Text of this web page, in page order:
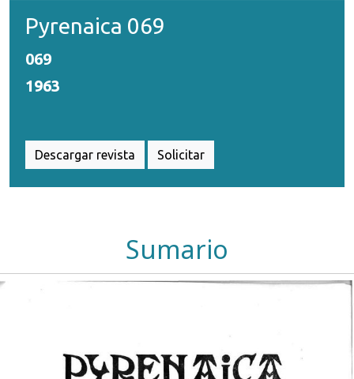
Pyrenaica 069
069
1963
Descargar revista Solicitar
Sumario